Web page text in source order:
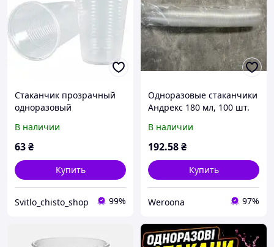
Стаканчик прозрачный
одноразовый
100шт
В наличии
63₴
Купить
Svitlo_chisto_shop 99%
Одноразовые стаканчики
Андрекс 180 мл, 100 шт.
В наличии
192.58₴
Купить
Weroona 97%